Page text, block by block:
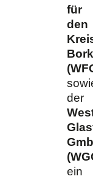
für
den
der
ein